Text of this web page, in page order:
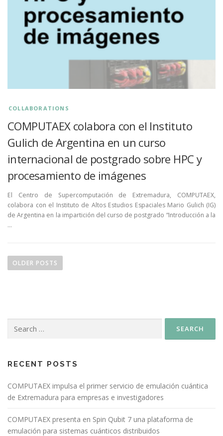
COLLABORATIONS
COMPUTAEX colabora con el Instituto
Gulich de Argentina en un curso
internacional de postgrado sobre HPC y
procesamiento de imágenes
El Centro de Supercomputación de Extremadura, COMPUTAEX,
colabora con el Instituto de Altos Estudios Espaciales Mario Gulich (IG)
de Argentina en la impartición del curso de postgrado “Introducción a la
…
OLDER POSTS
RECENT POSTS
COMPUTAEX impulsa el primer servicio de emulación cuántica
de Extremadura para empresas e investigadores
COMPUTAEX presenta en Spin Qubit 7 una plataforma de
emulación para sistemas cuánticos distribuidos